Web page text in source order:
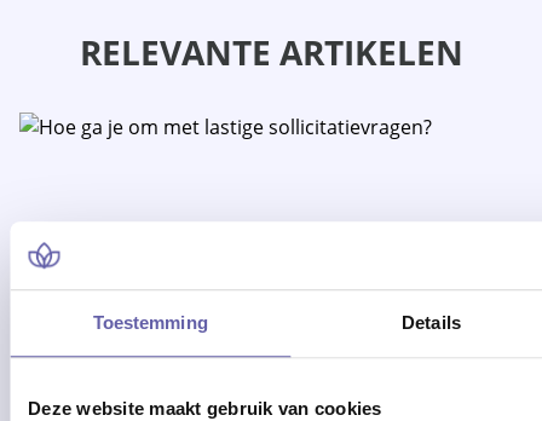
Toestemming Details
Deze website maakt gebruik van cookies
RELEVANTE ARTIKELEN